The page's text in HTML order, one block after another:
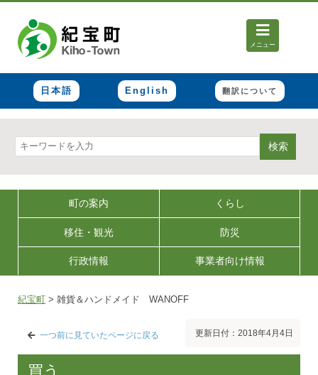
メニュー
日本語 English 翻訳について
検索
町の案内 くらし
移住・観光 防災
行政情報 事業者向け情報
紀宝町 > 雑貨＆ハンドメイド WANOFF
一つ前に見ていたページに戻る 更新日付：2018年4月4日
買う